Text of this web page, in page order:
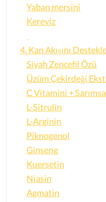
Yaban mersini
Kereviz
4. Kan Akışını
Siyah Zencefil Özü
Üzüm Çekirdeği
C Vitamini +
L-Sitrulin
L-Arginin
Piknogenol
Ginseng
Kuersetin
Niasin
Agmatin